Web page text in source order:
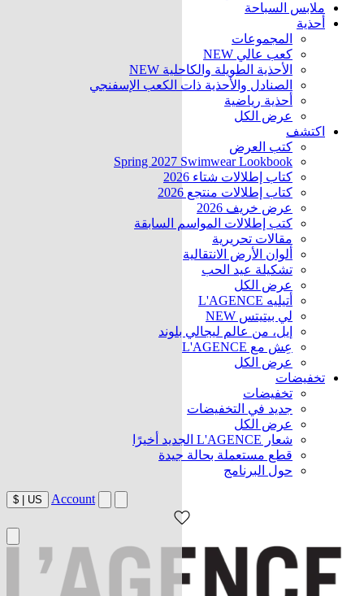
ملابس السباحة
أحذية
المجموعات
كعب عالي NEW
الأحذية الطويلة والكاحلية NEW
الصنادل والأحذية ذات الكعب الإسفنجي
أحذية رياضية
عرض الكل
اكتشف
كتب العرض
Spring 2027 Swimwear Lookbook
كتاب إطلالات شتاء 2026
كتاب إطلالات منتجع 2026
عرض خريف 2026
كتب إطلالات المواسم السابقة
مقالات تحريرية
ألوان الأرض الانتقالية
تشكيلة عيد الحب
عرض الكل
أتيليه L'AGENCE
لي بيتيتس NEW
إيل، من عالم ليجالي بلوند
عِش مع L'AGENCE
عرض الكل
تخفيضات
تخفيضات
جديد في التخفيضات
عرض الكل
شعار L'AGENCE الجديد أخيرًا
قطع مستعملة بحالة جيدة
حول البرنامج
US
$ Account